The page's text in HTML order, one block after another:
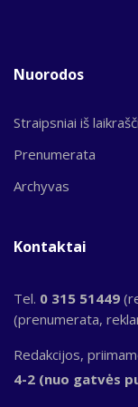
Nuorodos
Straipsniai iš
Prenumerata
Archyvas
Kontaktai
Tel. 0 315 51449
(prenumerata,
Redakcijos,
4-2 (nuo gatvės